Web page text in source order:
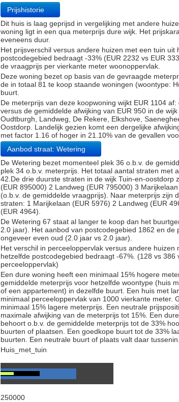
Prijshistorie
Dit huis is laag geprijsd in vergelijking met andere
woning ligt in een qua meterprijs dure wijk. Het
eveneens duur.
Het prijsverschil versus andere huizen met een tuin uit
postcodegebied bedraagt -33% (EUR 2232 vs EUR
de vraagprijs per vierkante meter woonoppervlak.
Deze woning bezet op basis van de gevraagde
de in totaal 81 te koop staande woningen (woontype:
buurt.
De meterprijs van deze koopwoning wijkt EUR 1104
versus de gemiddelde afwijking van EUR 950 in de wijk
Oudtburgh, Landweg, De Rekere, Elkshove,
Oostdorp. Landelijk gezien komt een dergelijke
met factor 1.16 of hoger in 21.10% van de gevallen
Aanbod straat: Wetering
De Wetering bezet momenteel plek 36 o.b.v. de
plek 34 o.b.v. meterprijs. Het totaal aantal straten met
42.De drie duurste straten in de wijk Tuin-en-oostdorp
(EUR 895000) 2 Landweg (EUR 795000) 3
(o.b.v. de gemiddelde vraagprijs). Naar meterprijs zijn
straten: 1 Marijkelaan (EUR 5976) 2 Landweg (EUR
(EUR 4964).
De Wetering 67 staat al langer te koop dan het
2.0 jaar). Het aanbod van postcodegebied 1862 en de
ongeveer even oud (2.0 jaar vs 2.0 jaar).
Het verschil in perceeloppervlak versus andere huizen
hetzelfde postcodegebied bedraagt -67%. (128 vs 386
perceeloppervlak)
Een dure woning heeft een minimaal 15% hogere
gemiddelde meterprijs voor hetzelfde woontype (huis
of een appartement) in dezelfde buurt. Een huis met
minimaal perceeloppervlak van 1000 vierkante meter.
minimaal 15% lagere meterprijs. Een neutrale
maximale afwijking van de meterprijs tot 15%. Een
behoort o.b.v. de gemiddelde meterprijs tot de 33%
buurten of plaatsen. Een goedkope buurt tot de 33%
buurten. Een neutrale buurt of plaats valt daar tussenin.
Huis_met_tuin
250000